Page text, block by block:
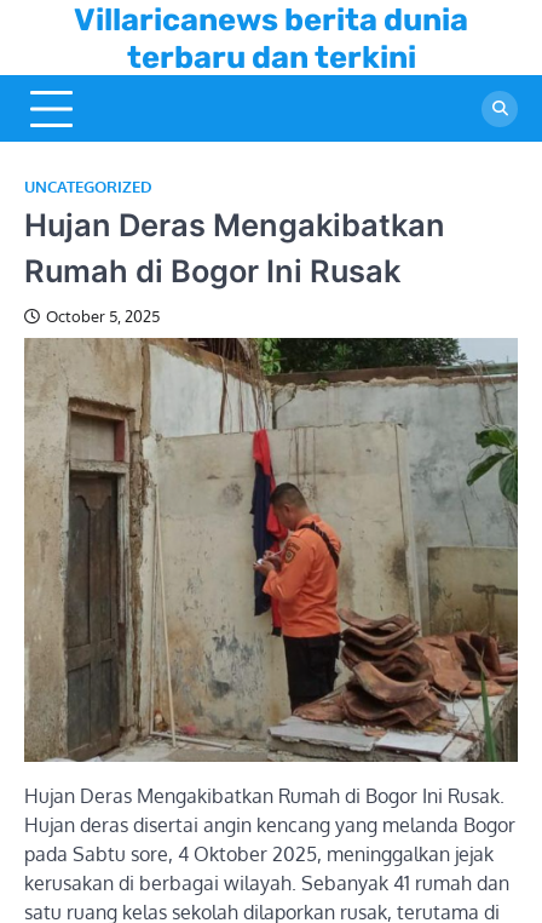
content
Villaricanews berita dunia
terbaru dan terkini
UNCATEGORIZED
Hujan Deras Mengakibatkan
Rumah di Bogor Ini Rusak
October 5, 2025
Hujan Deras Mengakibatkan Rumah di Bogor Ini Rusak.
Hujan deras disertai angin kencang yang melanda Bogor
pada Sabtu sore, 4 Oktober 2025, meninggalkan jejak
kerusakan di berbagai wilayah. Sebanyak 41 rumah dan
satu ruang kelas sekolah dilaporkan rusak, terutama di